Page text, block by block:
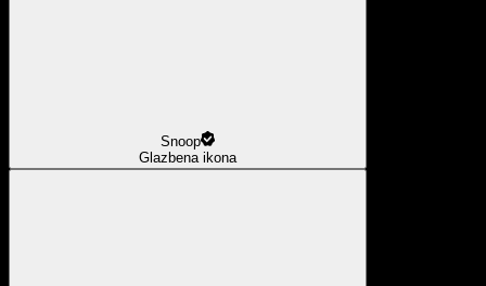
Snoop
Glazbena ikona